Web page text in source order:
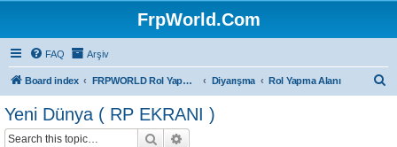
FrpWorld.Com
FAQ Arşiv
Board index FRPWORLD Rol Yapma Oyunları Diyarışma Rol Yapma Alanı
Yeni Dünya ( RP EKRANI )
Search